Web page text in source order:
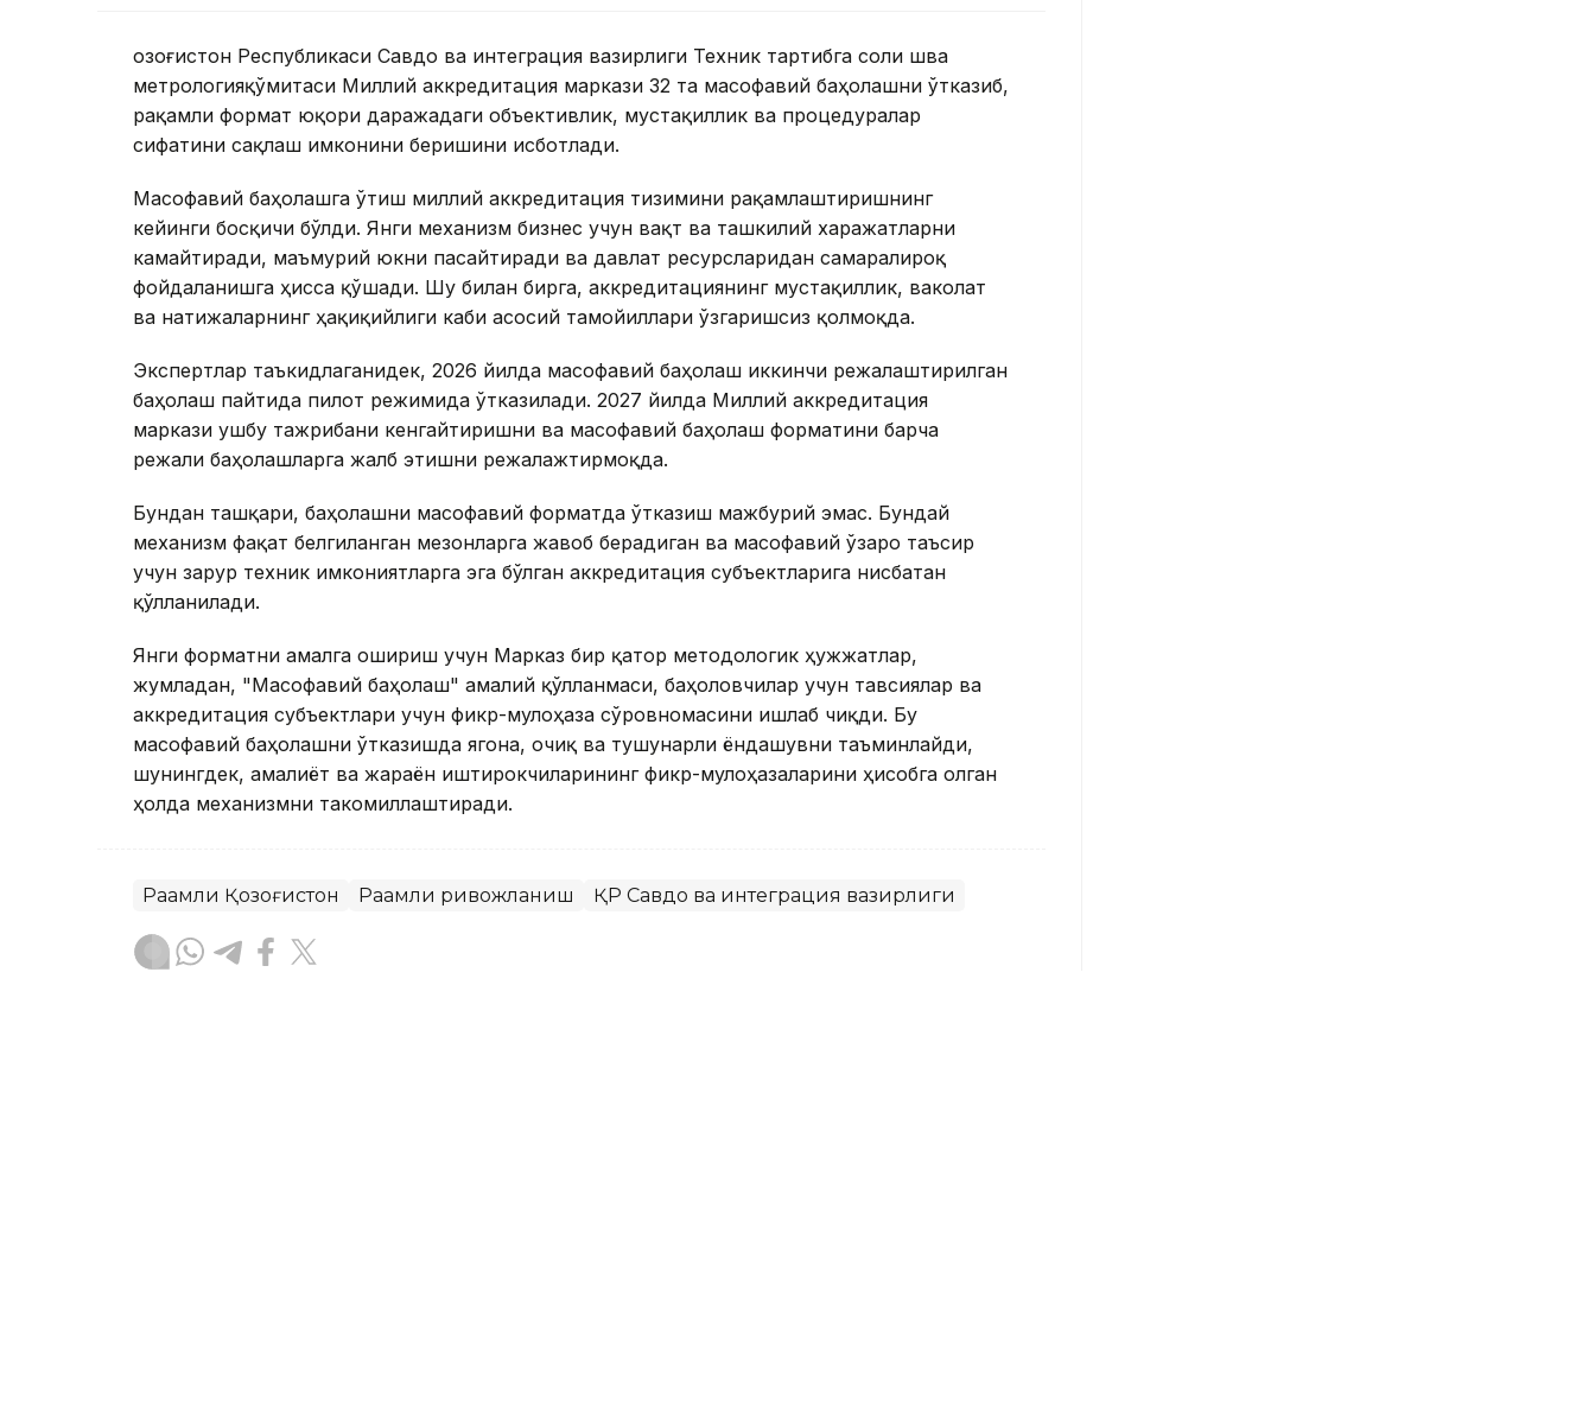
Қозоғистон Республикаси Савдо ва интеграция вазирлиги Техник тартибга соли шва
метрологияқўмитаси Миллий аккредитация маркази 32 та масофавий баҳолашни ўтказиб,
рақамли формат юқори даражадаги объективлик, мустақиллик ва процедуралар
сифатини сақлаш имконини беришини исботлади.
Масофавий баҳолашга ўтиш миллий аккредитация тизимини рақамлаштиришнинг
кейинги босқичи бўлди. Янги механизм бизнес учун вақт ва ташкилий харажатларни
камайтиради, маъмурий юкни пасайтиради ва давлат ресурсларидан самаралироқ
фойдаланишга ҳисса қўшади. Шу билан бирга, аккредитациянинг мустақиллик, ваколат
ва натижаларнинг ҳақиқийлиги каби асосий тамойиллари ўзгаришсиз қолмоқда.
Экспертлар таъкидлаганидек, 2026 йилда масофавий баҳолаш иккинчи режалаштирилган
баҳолаш пайтида пилот режимида ўтказилади. 2027 йилда Миллий аккредитация
маркази ушбу тажрибани кенгайтиришни ва масофавий баҳолаш форматини барча
режали баҳолашларга жалб этишни режалажтирмоқда.
Бундан ташқари, баҳолашни масофавий форматда ўтказиш мажбурий эмас. Бундай
механизм фақат белгиланган мезонларга жавоб берадиган ва масофавий ўзаро таъсир
учун зарур техник имкониятларга эга бўлган аккредитация субъектларига нисбатан
қўлланилади.
Янги форматни амалга ошириш учун Марказ бир қатор методологик ҳужжатлар,
жумладан, "Масофавий баҳолаш" амалий қўлланмаси, баҳоловчилар учун тавсиялар ва
аккредитация субъектлари учун фикр-мулоҳаза сўровномасини ишлаб чиқди. Бу
масофавий баҳолашни ўтказишда ягона, очиқ ва тушунарли ёндашувни таъминлайди,
шунингдек, амалиёт ва жараён иштирокчиларининг фикр-мулоҳазаларини ҳисобга олган
ҳолда механизмни такомиллаштиради.
Рақамли Қозоғистон Рақамли ривожланиш ҚР Савдо ва интеграция вазирлиги